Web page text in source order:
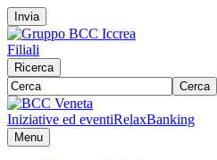
Invia
Filiali
Ricerca
Cerca
Iniziative ed eventiRelaxBanking
Menu